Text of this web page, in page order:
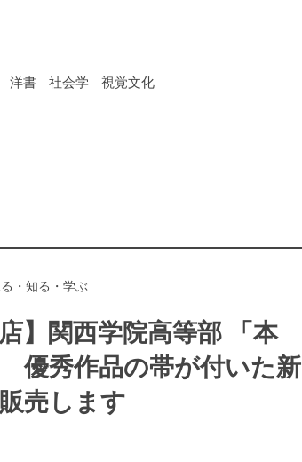
洋書 社会学 視覚文化
・知る・学ぶ
店】関西学院高等部 「本
優秀作品の帯が付いた新
売します